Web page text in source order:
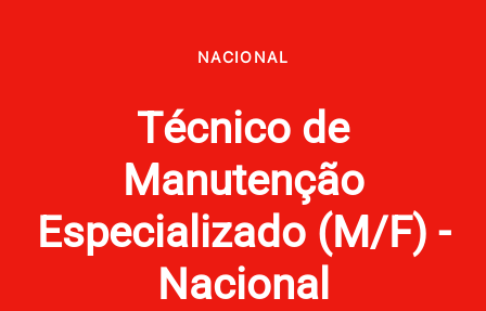
NACIONAL
Técnico de
Manutenção
Especializado (M/F) -
Nacional